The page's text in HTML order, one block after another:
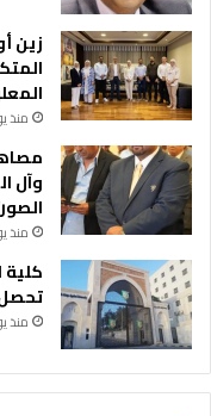
زين
منذ
وآل
منذ
كلية
منذ